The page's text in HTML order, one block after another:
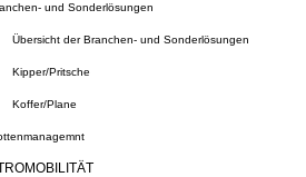
und Sonderlösungen
Übersicht der Branchen- und Sonderlösungen
Kipper/Pritsche
Koffer/Plane